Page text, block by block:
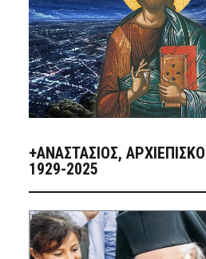
+ΑΝΑΣΤΆΣΙΟΣ,
1929-2025